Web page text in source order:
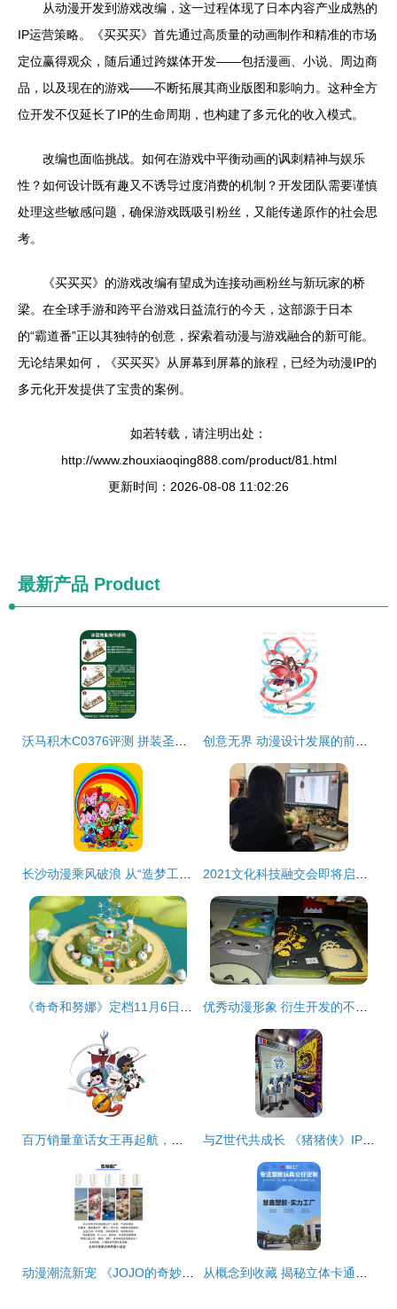
从动漫开发到游戏改编，这一过程体现了日本内容产业成熟的
IP运营策略。《买买买》首先通过高质量的动画制作和精准的市场
定位赢得观众，随后通过跨媒体开发——包括漫画、小说、周边商
品，以及现在的游戏——不断拓展其商业版图和影响力。这种全方
位开发不仅延长了IP的生命周期，也构建了多元化的收入模式。
改编也面临挑战。如何在游戏中平衡动画的讽刺精神与娱乐
性？如何设计既有趣又不诱导过度消费的机制？开发团队需要谨慎
处理这些敏感问题，确保游戏既吸引粉丝，又能传递原作的社会思
考。
《买买买》的游戏改编有望成为连接动画粉丝与新玩家的桥
梁。在全球手游和跨平台游戏日益流行的今天，这部源于日本
的“霸道番”正以其独特的创意，探索着动漫与游戏融合的新可能。
无论结果如何，《买买买》从屏幕到屏幕的旅程，已经为动漫IP的
多元化开发提供了宝贵的案例。
如若转载，请注明出处：
http://www.zhouxiaoqing888.com/product/81.html
更新时间：2026-08-08 11:02:26
最新产品 Product